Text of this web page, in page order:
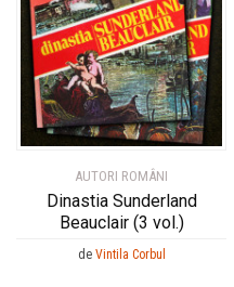
AUTORI ROMÂNI
Dinastia Sunderland
Beauclair (3 vol.)
de Vintila Corbul